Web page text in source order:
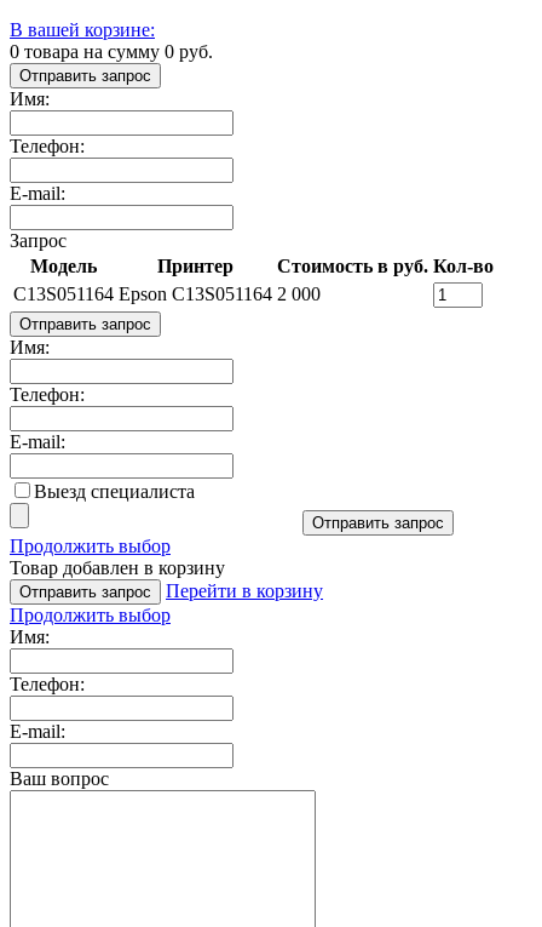
В вашей корзине:
0 товара на сумму 0 руб.
Отправить запрос
Имя:
Телефон:
E-mail:
Запрос
Модель
Принтер Стоимость в руб. Кол-во
C13S051164 Epson C13S051164 2 000
Отправить запрос
Имя:
Телефон:
E-mail:
Выезд специалиста
Отправить запрос
Продолжить выбор
Товар добавлен в корзину
Отправить запрос
Перейти в корзину
Продолжить выбор
Имя:
Телефон:
E-mail:
Ваш вопрос